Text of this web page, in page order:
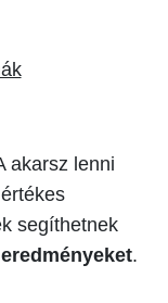
akarsz lenni
segíthetnek
.